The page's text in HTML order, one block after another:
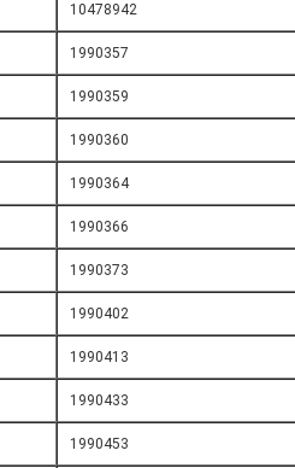
10478942
1990357
1990359
1990360
1990364
1990366
1990373
1990402
1990413
1990433
1990453